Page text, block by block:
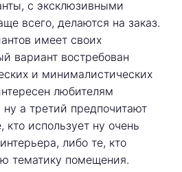
с эксклюзивными
всего, делаются на заказ.
имеет своих
вариант востребован
и минималистических
любителям
а третий предпочитают
кто использует ну очень
либо те, кто
тематику помещения.